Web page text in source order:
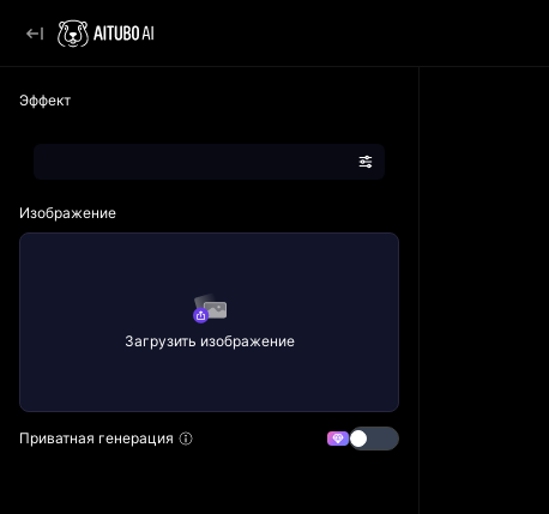
Эффект
Изображение
Загрузить изображение
Приватная генерация